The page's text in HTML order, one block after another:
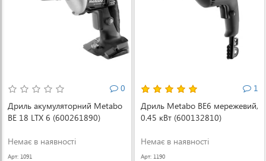
0
Дриль акумуляторний Metabo
BE 18 LTX 6 (600261890)
Немає в наявності
Арт: 1091
1
Дриль Metabo BE6 мережевий,
0.45 кВт (600132810)
Немає в наявності
Арт: 1190